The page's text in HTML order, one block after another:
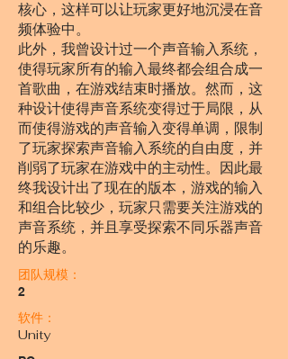
核心，这样可以让玩家更好地沉浸在音
频体验中。
此外，我曾设计过一个声音输入系统，
使得玩家所有的输入最终都会组合成一
首歌曲，在游戏结束时播放。然而，这
种设计使得声音系统变得过于局限，从
而使得游戏的声音输入变得单调，限制
了玩家探索声音输入系统的自由度，并
削弱了玩家在游戏中的主动性。因此最
终我设计出了现在的版本，游戏的输入
和组合比较少，玩家只需要关注游戏的
声音系统，并且享受探索不同乐器声音
的乐趣。
团队规模：
2
软件：
Unity